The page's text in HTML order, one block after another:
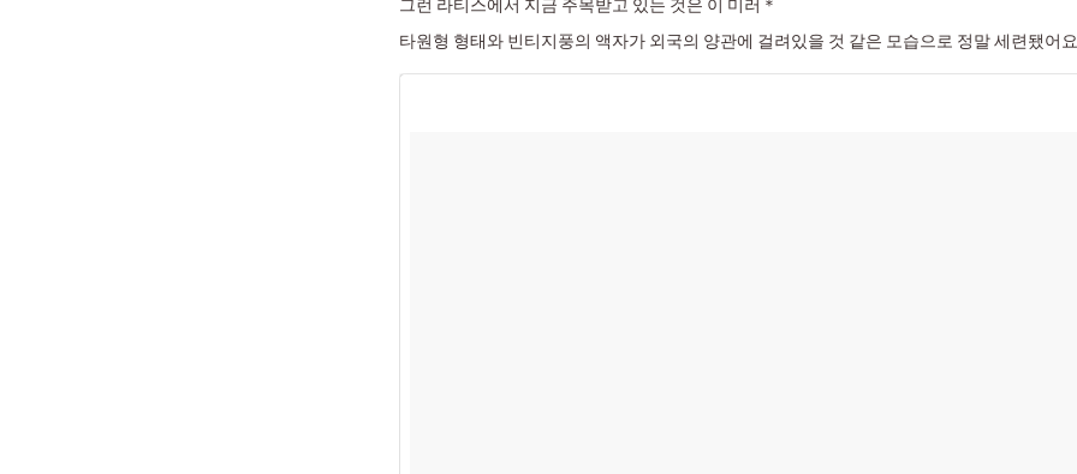
그런 라티스에서 지금 주목받고 있는 것은 이 미러＊
타원형 형태와 빈티지풍의 액자가 외국의 양관에 걸려있을 것 같은 모습으로 정말 세련됐어